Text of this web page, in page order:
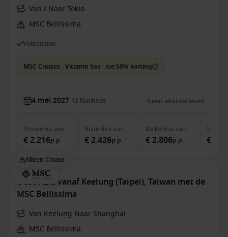
Van / Naar Tokio
MSC Bellissima
Volpension
MSC Cruises - Vitamin Sea - tot 50% korting
4 mei 2027 13 Nachten Geen alternatieven
Binnenhutvan
€ 2.216p.p.
Buitenhutvan
€ 2.426p.p.
Balkonhutvan
€ 2.806p.p.
Suite
€
Alleen Cruise
Oost-Azië vanaf Keelung (Taipei), Taiwan met de
MSC Bellissima
Van Keelung Naar Shanghai
MSC Bellissima